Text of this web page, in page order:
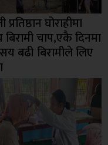
प्रतिष्ठान घोराहीमा
बिरामी चाप,एकै दिनमा
बढी बिरामीले लिए